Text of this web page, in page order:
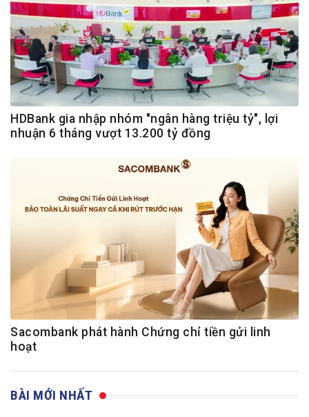
HDBank gia nhập nhóm "ngân hàng triệu tỷ", lợi
nhuận 6 tháng vượt 13.200 tỷ đồng
Sacombank phát hành Chứng chỉ tiền gửi linh
hoạt
BÀI MỚI NHẤT